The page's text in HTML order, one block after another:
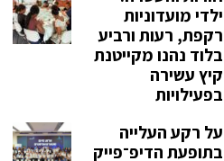
ילדי מועדוניות
רקפת, רעות ורביע
בלוד נהנו מקייטנת
קיץ עשירה
בפעילויות
על רקע העלייה
בתופעת הדיפ־פייק